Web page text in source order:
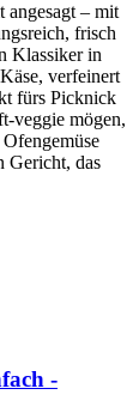
angesagt – mit
frisch
Klassiker in
verfeinert
fürs Picknick
veggie mögen,
Gericht, das
-